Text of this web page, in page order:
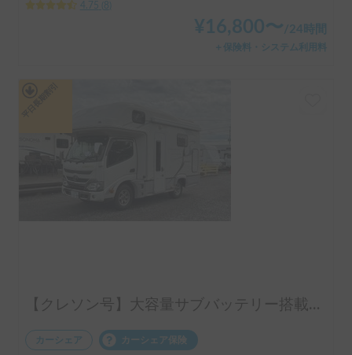
4.75
8
¥ 16,800〜/24時間
＋保険料・システム利用料
【クレソン号】大容量サブバッテリー搭載のラグジュアリーキャンピングカー
カーシェア カーシェア保険